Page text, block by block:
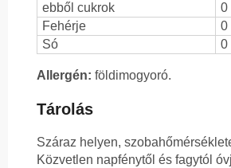
ebből cukrok
0
Fehérje
0
Só
0
Allergén: földimogyoró.
Tárolás
Száraz helyen,
Közvetlen napfénytől és fagytól